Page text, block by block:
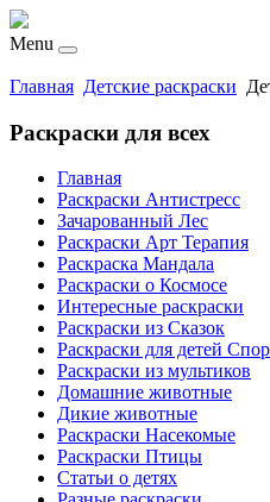
Menu
Главная Детские раскраски
Раскраски для всех
Главная
Раскраски Антистресс
Зачарованный Лес
Раскраски Арт Терапия
Раскраска Мандала
Раскраски о Космосе
Интересные раскраски
Раскраски из Сказок
Раскраски для детей
Раскраски из мультиков
Домашние животные
Дикие животные
Раскраски Насекомые
Раскраски Птицы
Статьи о детях